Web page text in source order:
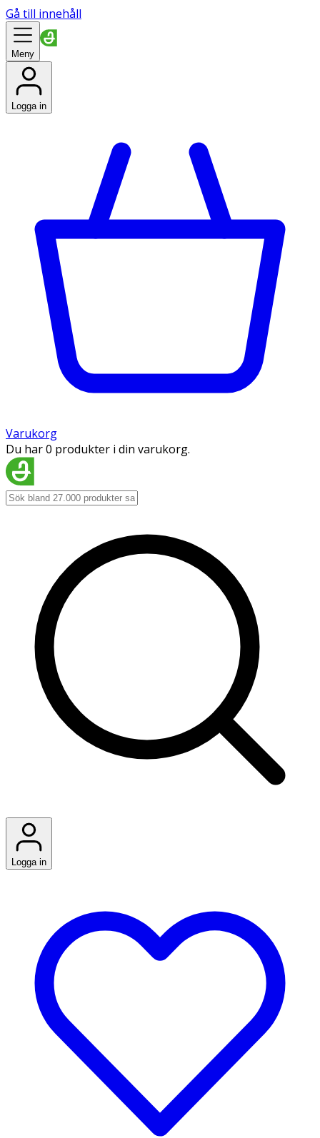
Gå till innehåll
Meny
Logga in
Varukorg
Du har 0 produkter i din varukorg.
Logga in